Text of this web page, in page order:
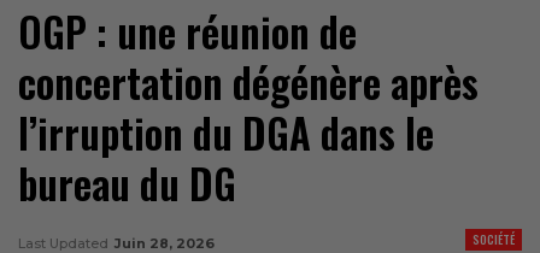
OGP : une réunion de
concertation dégénère après
l’irruption du DGA dans le
bureau du DG
SOCIÉTÉ
Last Updated Juin 28, 2026